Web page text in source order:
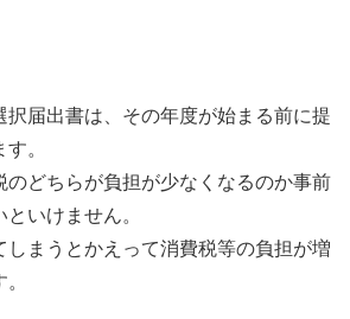
択届出書は、その年度が始まる前に提
。
のどちらが負担が少なくなるのか事前
いけません。
しまうとかえって消費税等の負担が増